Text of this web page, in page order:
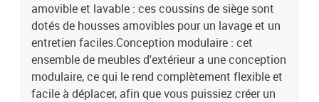
amovible et lavable : ces coussins de siège sont
dotés de housses amovibles pour un lavage et un
entretien faciles.Conception modulaire : cet
ensemble de meubles d'extérieur a une conception
modulaire, ce qui le rend complètement flexible et
facile à déplacer, afin que vous puissiez créer un